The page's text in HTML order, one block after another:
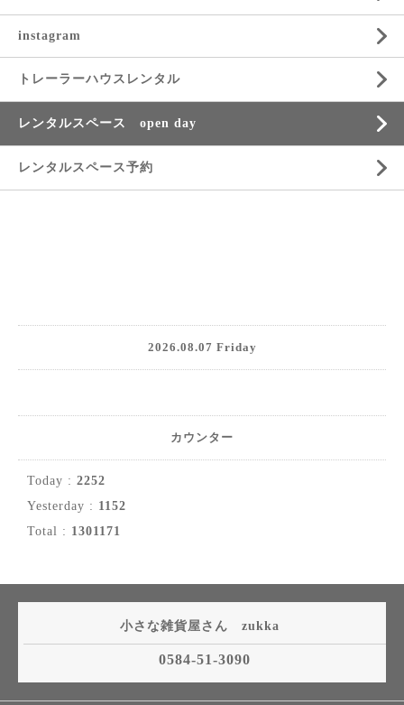
instagram
トレーラーハウスレンタル
レンタルスペース open day
レンタルスペース予約
2026.08.07 Friday
カウンター
Today : 2252
Yesterday : 1152
Total : 1301171
小さな雑貨屋さん zukka
0584-51-3090